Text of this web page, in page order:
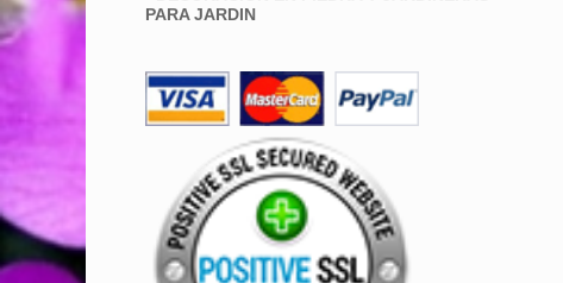
PARA JARDIN